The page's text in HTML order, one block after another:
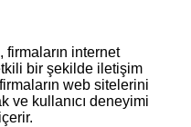
firmaların internet
bir şekilde iletişim
web sitelerini
ve kullanıcı deneyimi